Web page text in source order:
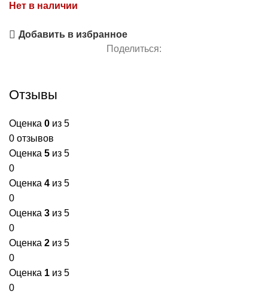
Нет в наличии
Добавить в избранное
Поделиться:
Отзывы
Оценка 0 из 5
0 отзывов
Оценка 5 из 5
0
Оценка 4 из 5
0
Оценка 3 из 5
0
Оценка 2 из 5
0
Оценка 1 из 5
0